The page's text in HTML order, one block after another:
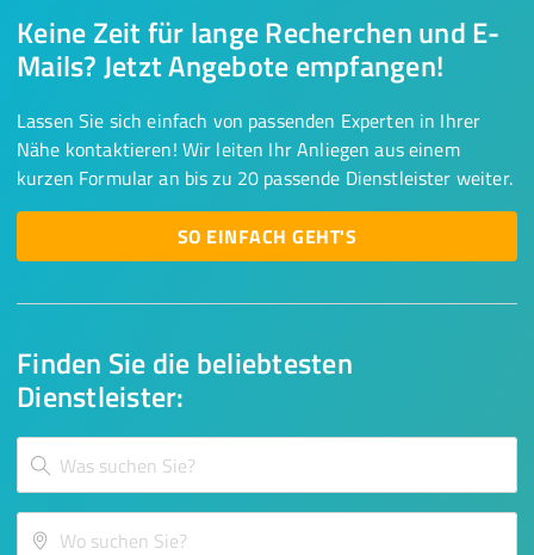
Finden Sie die beliebtesten
Dienstleister:
Keine Zeit für lange Recherchen und E-
Mails? Jetzt Angebote empfangen!
Lassen Sie sich einfach von passenden Experten in Ihrer
Nähe kontaktieren! Wir leiten Ihr Anliegen aus einem
kurzen Formular an bis zu 20 passende Dienstleister weiter.
SO EINFACH GEHT'S